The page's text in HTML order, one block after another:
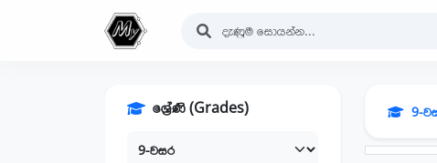
ශ්‍රේණි (Grades) 9-